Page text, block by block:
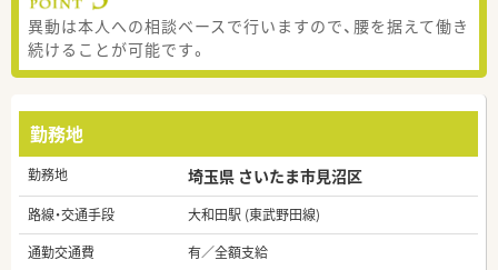
異動は本人への相談ベースで行いますので、腰を据えて働き
続けることが可能です。
勤務地
勤務地 埼玉県 さいたま市見沼区
路線・交通手段
大和田駅 (東武野田線)
通勤交通費
有／全額支給